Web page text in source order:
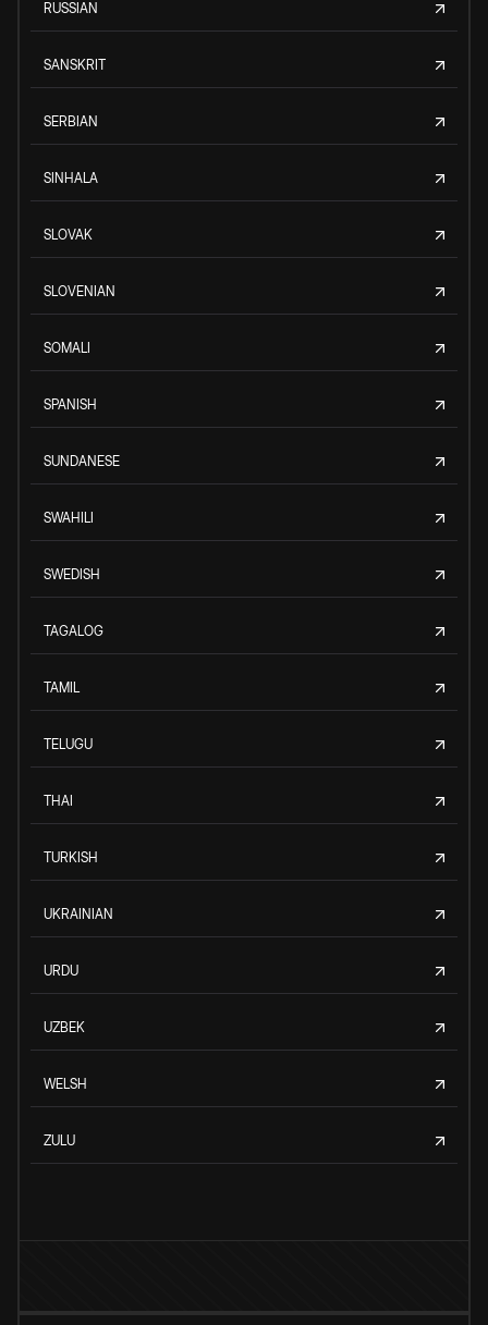
RUSSIAN
SANSKRIT
SERBIAN
SINHALA
SLOVAK
SLOVENIAN
SOMALI
SPANISH
SUNDANESE
SWAHILI
SWEDISH
TAGALOG
TAMIL
TELUGU
THAI
TURKISH
UKRAINIAN
URDU
UZBEK
WELSH
ZULU